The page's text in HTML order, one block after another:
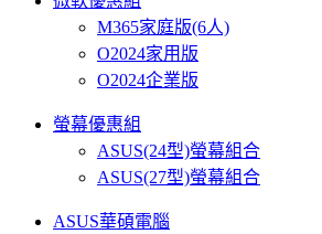
M365家庭版(6人)
O2024家用版
O2024企業版
螢幕優惠組
ASUS(24型)螢幕組合
ASUS(27型)螢幕組合
ASUS華碩電腦